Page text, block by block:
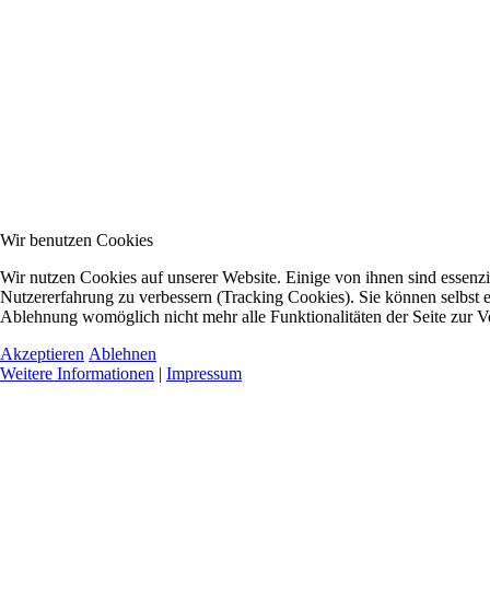
Wir benutzen Cookies
Wir nutzen Cookies auf unserer Website. Einige von ihnen sind
Nutzererfahrung zu verbessern (Tracking Cookies). Sie können selbst
Ablehnung womöglich nicht mehr alle Funktionalitäten der Seite zur
Akzeptieren Ablehnen
Weitere Informationen | Impressum